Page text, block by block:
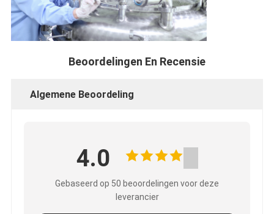
Beoordelingen En Recensie
Algemene Beoordeling
4.0
Gebaseerd op 50 beoordelingen voor deze
leverancier